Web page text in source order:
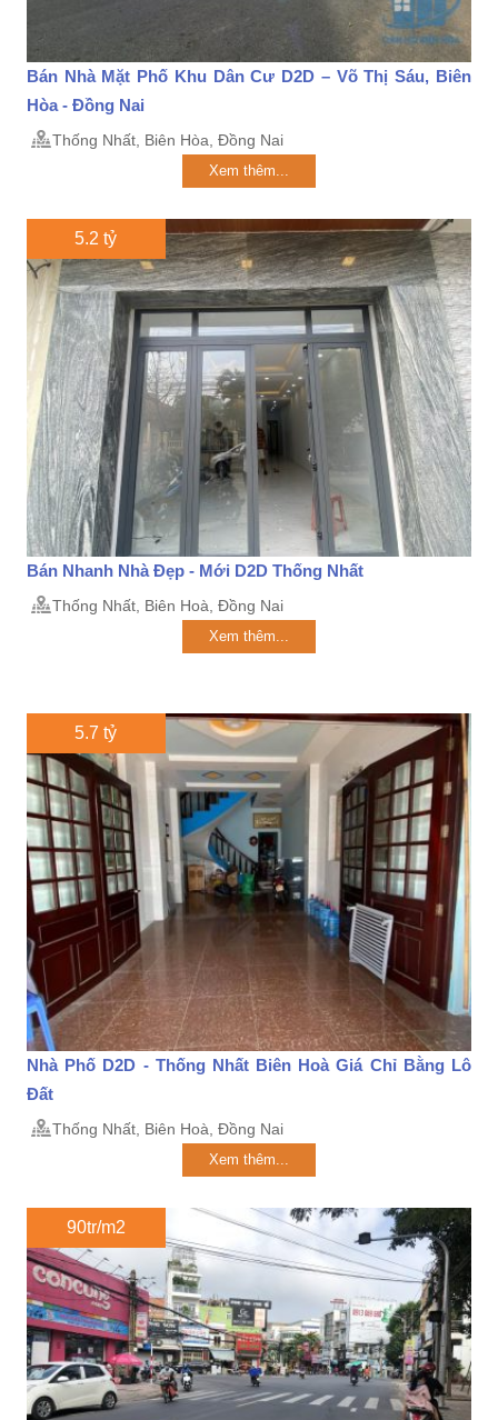
Bán Nhà Mặt Phố Khu Dân Cư D2D – Võ Thị Sáu, Biên
Hòa - Đồng Nai
Thống Nhất, Biên Hòa, Đồng Nai
Xem thêm...
5.2 tỷ
Bán Nhanh Nhà Đẹp - Mới D2D Thống Nhất
Thống Nhất, Biên Hoà, Đồng Nai
Xem thêm...
5.7 tỷ
Nhà Phố D2D - Thống Nhất Biên Hoà Giá Chỉ Bằng Lô
Đất
Thống Nhất, Biên Hoà, Đồng Nai
Xem thêm...
90tr/m2